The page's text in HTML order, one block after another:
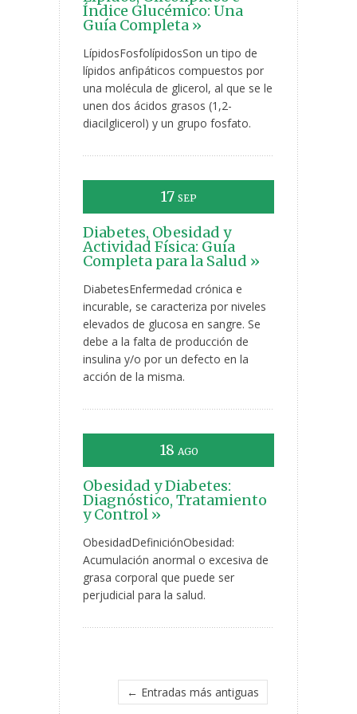
Índice Glucémico: Una
Guía Completa »
LípidosFosfolípidosSon un tipo de
lípidos anfipáticos compuestos por
una molécula de glicerol, al que se le
unen dos ácidos grasos (1,2-
diacilglicerol) y un grupo fosfato.
17 SEP
Diabetes, Obesidad y
Actividad Física: Guía
Completa para la Salud »
DiabetesEnfermedad crónica e
incurable, se caracteriza por niveles
elevados de glucosa en sangre. Se
debe a la falta de producción de
insulina y/o por un defecto en la
acción de la misma.
18 AGO
Obesidad y Diabetes:
Diagnóstico, Tratamiento
y Control »
ObesidadDefiniciónObesidad:
Acumulación anormal o excesiva de
grasa corporal que puede ser
perjudicial para la salud.
← Entradas más antiguas